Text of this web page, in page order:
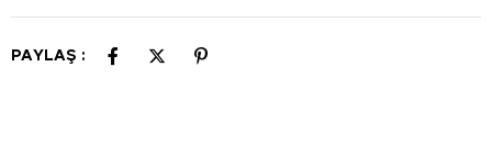
PAYLAŞ :